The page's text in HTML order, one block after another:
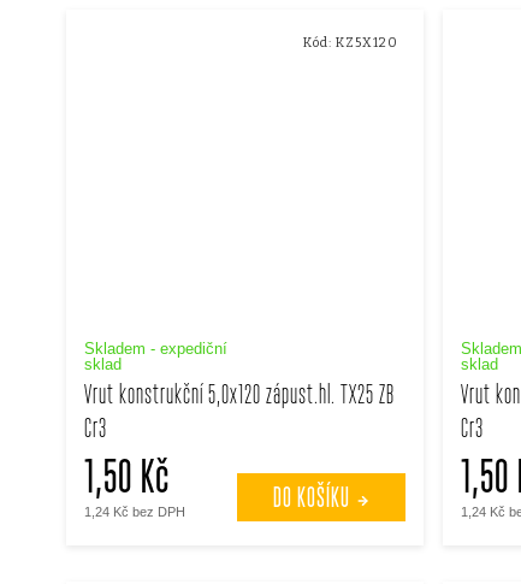
Vrut konstrukční 5,0x120 zápust.hl. TX25 ZB
Cr3
Skladem - expediční
sklad
1,24 Kč bez DPH
1,50 Kč DO KOŠÍKU
Kód: KZ5X120
Vrut
Cr3
sklad
1,24 Kč
1,50